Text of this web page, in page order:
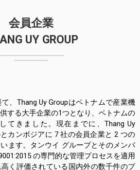
会員企業
UY GROUP
、Thang Uy Groupはベトナムで産業機
する大手企業の1つとなり、ベトナムの
てきました。現在までに、Thang Uy
カンボジアに 7 社の会員企業と 2 つの
ます。タンウイ グループとそのメンバ
の専門的な管理プロセスを適用
く評価されている国内外の数千件のプ